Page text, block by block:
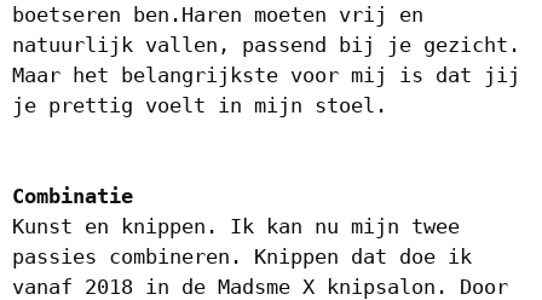
boetseren ben. Haren moeten vrij en
natuurlijk vallen, passend bij je gezicht.
Maar het belangrijkste voor mij is dat jij
je prettig voelt in mijn stoel.
Combinatie
Kunst en knippen. Ik kan nu mijn twee
passies combineren. Knippen dat doe ik
vanaf 2018 in de Madsme X knipsalon. Door